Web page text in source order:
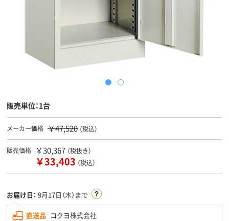
販売単位：1台
メーカー価格 ￥47,520 （税込）
販売価格 ￥30,367 （税抜き）
￥33,403 （税込）
お届け日： 9月17日（木）まで
直送品 コクヨ株式会社